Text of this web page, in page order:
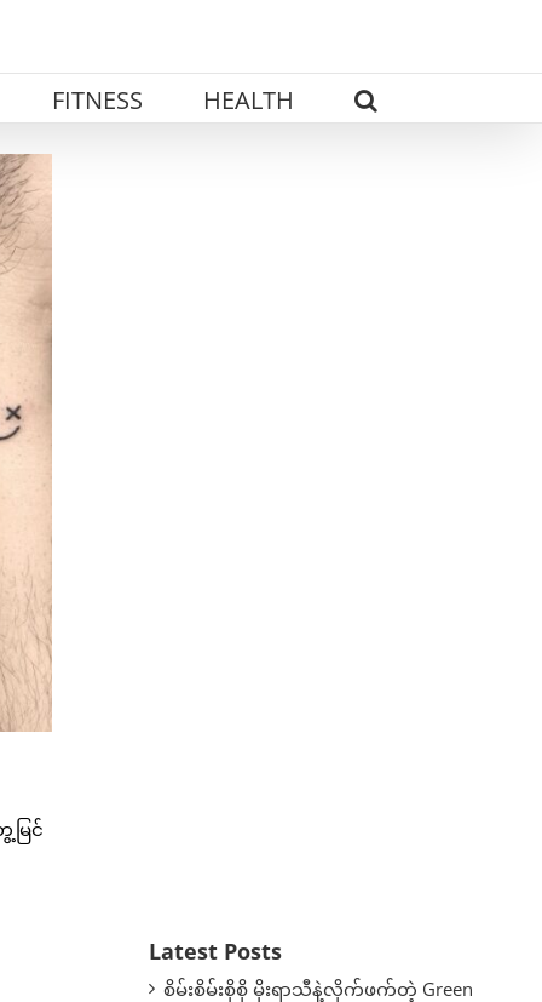
FITNESS HEALTH
ြင်
Latest Posts
စိမ်းစိမ်းစိုစို မိုးရာသီနဲ့လိုက်ဖက်တဲ့ Green